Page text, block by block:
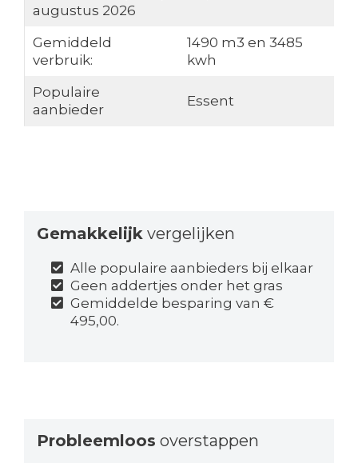
augustus 2026
Gemiddeld
verbruik:
1490 m3 en 3485
kwh
Populaire
aanbieder
Essent
Gemakkelijk vergelijken
Alle populaire aanbieders bij elkaar
Geen addertjes onder het gras
Gemiddelde besparing van €
495,00.
Probleemloos overstappen